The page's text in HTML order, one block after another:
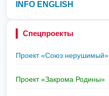
INFO ENGLISH
Спецпроекты
Проект «Союз нерушимый»
Проект «Закрома Родины»